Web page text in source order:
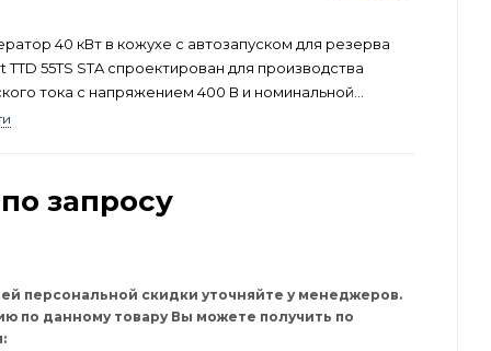
40 кВт в кожухе с автозапуском для резерва
TTD 55TS STA спроектирован для производства
тока с напряжением 400 В и номинальной
40 кВт. Данная модель производится в России и
запросу
персональной скидки уточняйте у менеджеров.
по данному товару Вы можете получить по